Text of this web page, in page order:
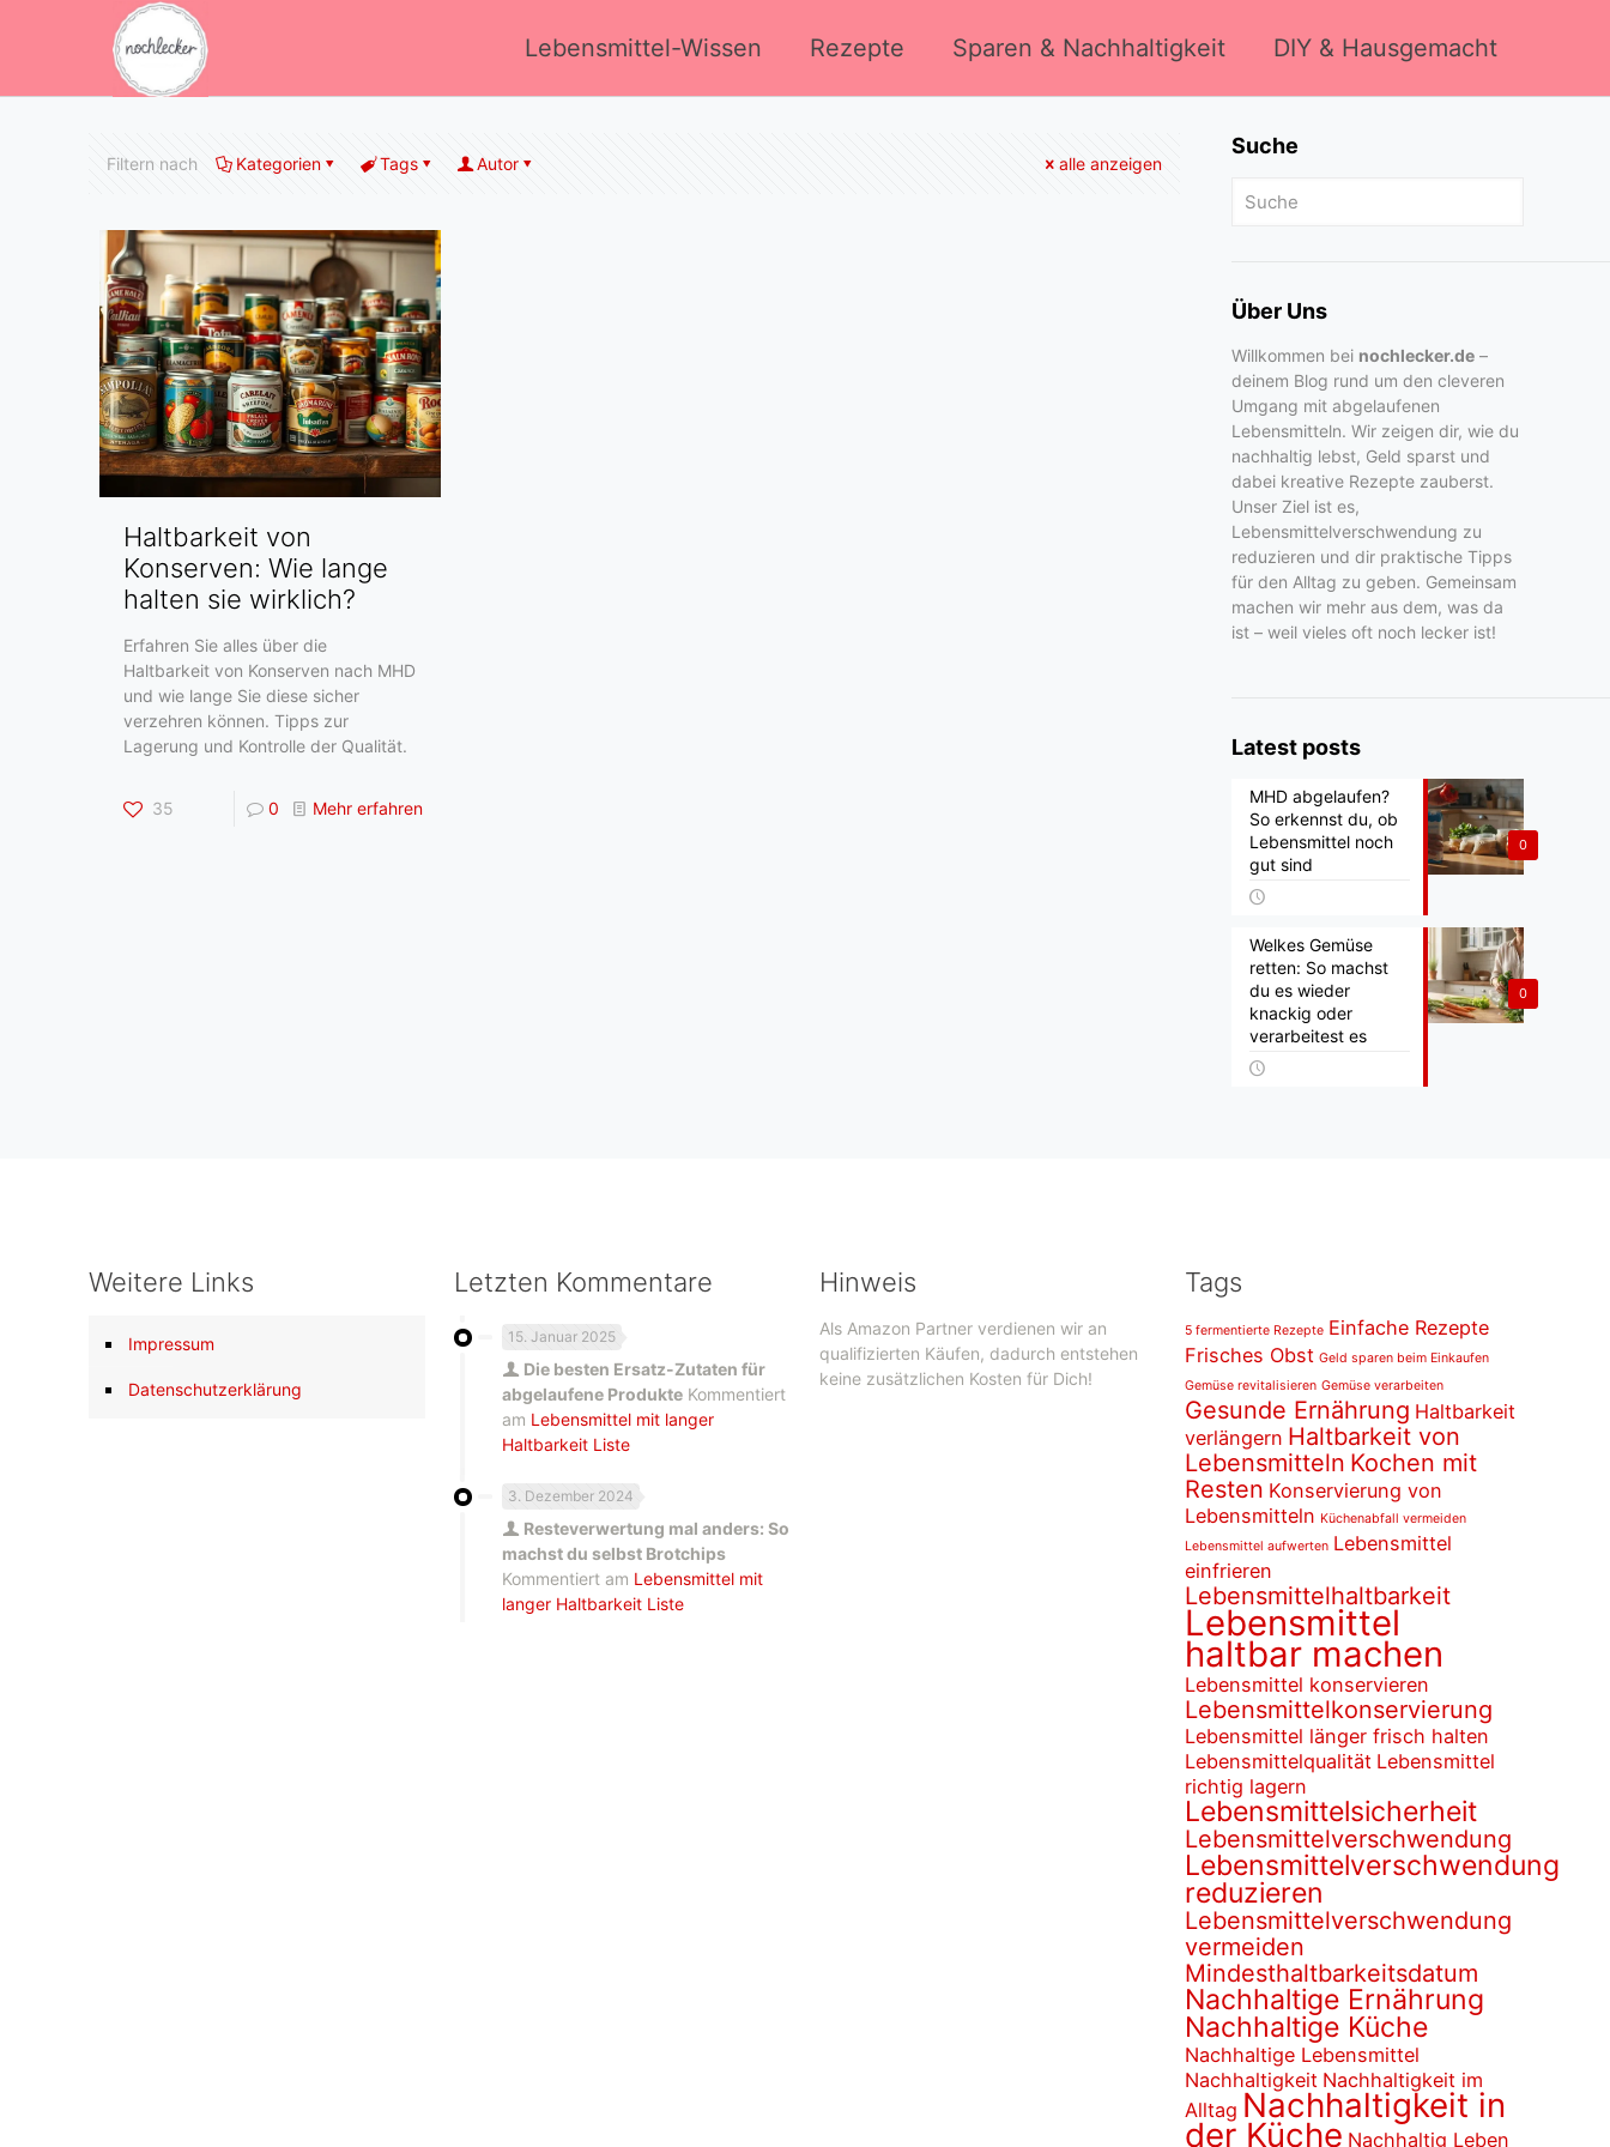
Lebensmittel-Wissen Rezepte Sparen & Nachhaltigkeit DIY & Hausgemacht
Filtern nach Kategorien Tags Autor alle anzeigen
Haltbarkeit von
Konserven: Wie lange
halten sie wirklich?
Erfahren Sie alles über die
Haltbarkeit von Konserven nach MHD
und wie lange Sie diese sicher
verzehren können. Tipps zur
Lagerung und Kontrolle der Qualität.
35 0 Mehr erfahren
Suche
Über Uns
Willkommen bei nochlecker.de–
deinem Blog rund um den cleveren
Umgang mit abgelaufenen
Lebensmitteln. Wir zeigen dir, wie du
nachhaltig lebst, Geld sparst und
dabei kreative Rezepte zauberst.
Unser Ziel ist es,
Lebensmittelverschwendung zu
reduzieren und dir praktische Tipps
für den Alltag zu geben. Gemeinsam
machen wir mehr aus dem, was da
ist – weil vieles oft noch lecker ist!
Latest posts
0
MHD abgelaufen?
So erkennst du, ob
Lebensmittel noch
gut sind
0
Welkes Gemüse
retten: So machst
du es wieder
knackig oder
verarbeitest es
Weitere Links
Impressum
Datenschutzerklärung
Letzten Kommentare
15. Januar 2025
Die besten Ersatz-Zutaten für
abgelaufene Produkte Kommentiert
am Lebensmittel mit langer
Haltbarkeit Liste
3. Dezember 2024
Resteverwertung mal anders: So
machst du selbst Brotchips
Kommentiert am Lebensmittel mit
langer Haltbarkeit Liste
Hinweis
Als Amazon Partner verdienen wir an
qualifizierten Käufen, dadurch entstehen
keine zusätzlichen Kosten für Dich!
Tags
5 fermentierte Rezepte Einfache Rezepte
Frisches Obst Geld sparen beim Einkaufen
Gemüse revitalisieren Gemüse verarbeiten
Gesunde Ernährung Haltbarkeit
verlängern Haltbarkeit von
Lebensmitteln Kochen mit
Resten Konservierung von
Lebensmitteln Küchenabfall vermeiden
Lebensmittel aufwerten Lebensmittel
einfrieren
Lebensmittelhaltbarkeit
Lebensmittel
haltbar machen
Lebensmittel konservieren
Lebensmittelkonservierung
Lebensmittel länger frisch halten
Lebensmittelqualität Lebensmittel
richtig lagern
Lebensmittelsicherheit
Lebensmittelverschwendung
Lebensmittelverschwendung
reduzieren
Lebensmittelverschwendung
vermeiden
Mindesthaltbarkeitsdatum
Nachhaltige Ernährung
Nachhaltige Küche
Nachhaltige Lebensmittel
Nachhaltigkeit Nachhaltigkeit im
Alltag Nachhaltigkeit in
der Küche Nachhaltig Leben